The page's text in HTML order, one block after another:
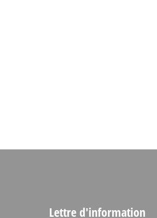
Lettre d'information